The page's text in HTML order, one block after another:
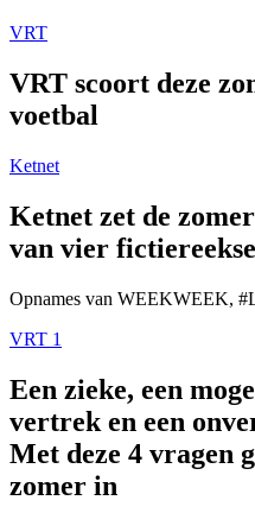
VRT
VRT scoort deze
voetbal
Ketnet
Ketnet zet de
van vier
Opnames van WEEKWEEK,
VRT 1
Een zieke, een
vertrek en een
Met deze 4 vragen
zomer in